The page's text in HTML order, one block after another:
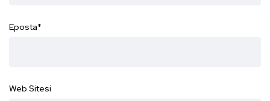
Eposta*
Web Sitesi